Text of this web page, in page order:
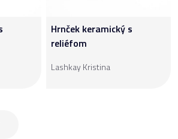
Hrnček keramický s
reliéfom
Lashkay Kristina